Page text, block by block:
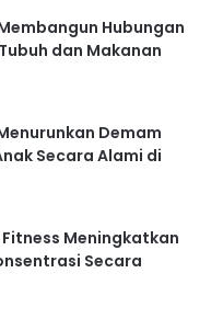
Hubungan
dan Makanan
Demam
Secara Alami di
Meningkatkan
Secara